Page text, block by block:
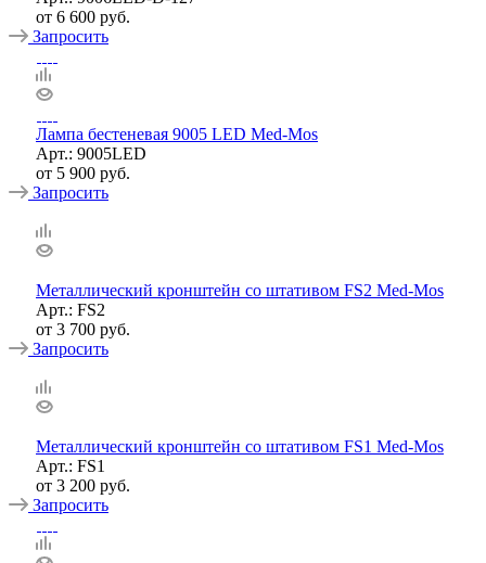
от 6 600 руб.
Запросить
Лампа бестеневая 9005 LED Med-Mos
Арт.: 9005LED
от 5 900 руб.
Запросить
Металлический кронштейн со штативом FS2 Med-Mos
Арт.: FS2
от 3 700 руб.
Запросить
Металлический кронштейн со штативом FS1 Med-Mos
Арт.: FS1
от 3 200 руб.
Запросить